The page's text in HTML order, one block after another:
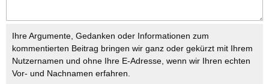
Ihre Argumente, Gedanken oder Informationen zum
kommentierten Beitrag bringen wir ganz oder gekürzt mit Ihrem
Nutzernamen und ohne Ihre E-Adresse, wenn wir Ihren echten
Vor- und Nachnamen erfahren.